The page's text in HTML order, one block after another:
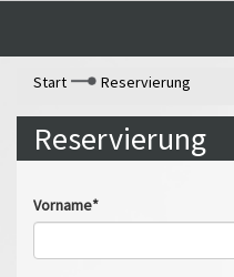
Start
Reservierung
Reservierung
Vorname*